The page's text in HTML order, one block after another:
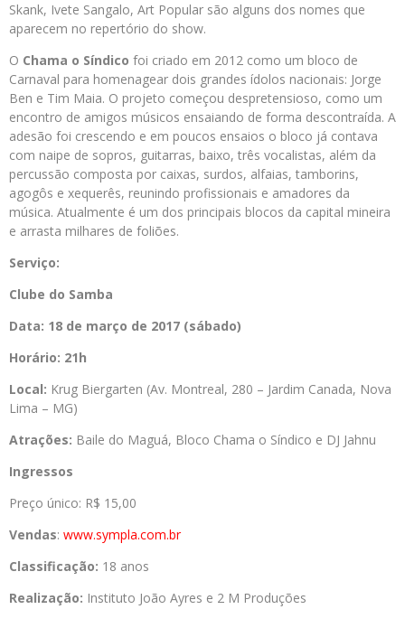
Skank, Ivete Sangalo, Art Popular são alguns dos nomes que
aparecem no repertório do show.
O Chama o Síndico foi criado em 2012 como um bloco de
Carnaval para homenagear dois grandes ídolos nacionais: Jorge
Ben e Tim Maia. O projeto começou despretensioso, como um
encontro de amigos músicos ensaiando de forma descontraída. A
adesão foi crescendo e em poucos ensaios o bloco já contava
com naipe de sopros, guitarras, baixo, três vocalistas, além da
percussão composta por caixas, surdos, alfaias, tamborins,
agogôs e xequerês, reunindo profissionais e amadores da
música. Atualmente é um dos principais blocos da capital mineira
e arrasta milhares de foliões.
Serviço:
Clube do Samba
Data: 18 de março de 2017 (sábado)
Horário: 21h
Local: Krug Biergarten (Av. Montreal, 280 – Jardim Canada, Nova
Lima – MG)
Atrações: Baile do Maguá, Bloco Chama o Síndico e DJ Jahnu
Ingressos
Preço único: R$ 15,00
Vendas: www.sympla.com.br
Classificação: 18 anos
Realização: Instituto João Ayres e 2 M Produções